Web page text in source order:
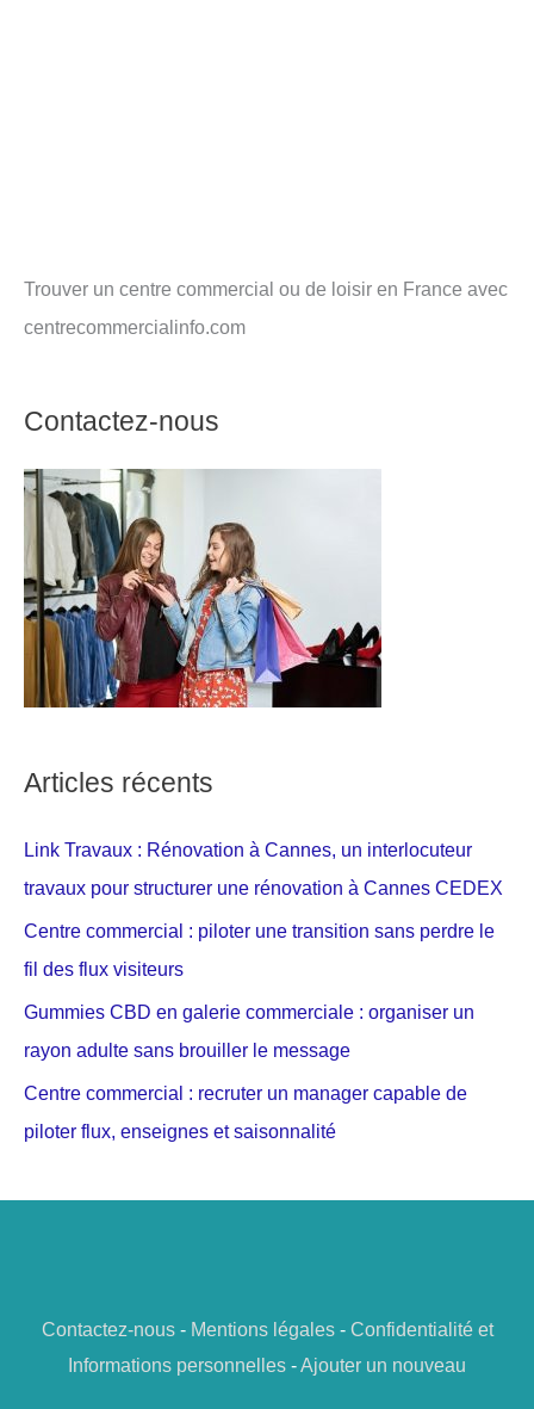
Trouver un centre commercial ou de loisir en France avec
centrecommercialinfo.com
Contactez-nous
Articles récents
Link Travaux : Rénovation à Cannes, un interlocuteur
travaux pour structurer une rénovation à Cannes CEDEX
Centre commercial : piloter une transition sans perdre le
fil des flux visiteurs
Gummies CBD en galerie commerciale : organiser un
rayon adulte sans brouiller le message
Centre commercial : recruter un manager capable de
piloter flux, enseignes et saisonnalité
Contactez-nous- Mentions légales- Confidentialité et
Informations personnelles -Ajouter un nouveau